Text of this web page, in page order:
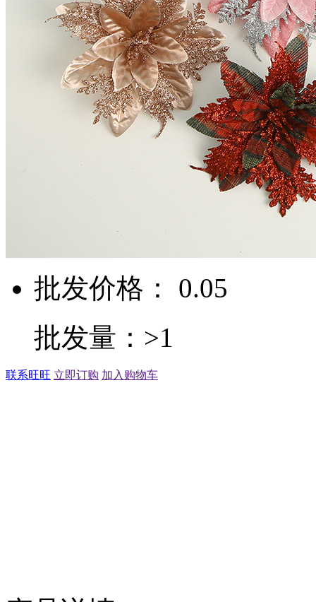
批发价格： 0.05
批发量：>1
联系旺旺 立即订购 加入购物车